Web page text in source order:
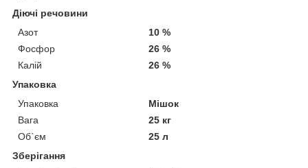
Діючі речовини
Азот
10 %
Фосфор
26 %
Калій
26 %
Упаковка
Упаковка
Мішок
Вага
25 кг
Об`єм
25 л
Зберігання